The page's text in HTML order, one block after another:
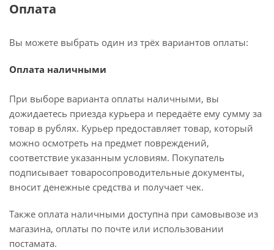
Оплата
Вы можете выбрать один из трёх вариантов оплаты:
Оплата наличными
При выборе варианта оплаты наличными, вы
дожидаетесь приезда курьера и передаёте ему сумму за
товар в рублях. Курьер предоставляет товар, который
можно осмотреть на предмет повреждений,
соответствие указанным условиям. Покупатель
подписывает товаросопроводительные документы,
вносит денежные средства и получает чек.
Также оплата наличными доступна при самовывозе из
магазина, оплаты по почте или использовании
постамата.